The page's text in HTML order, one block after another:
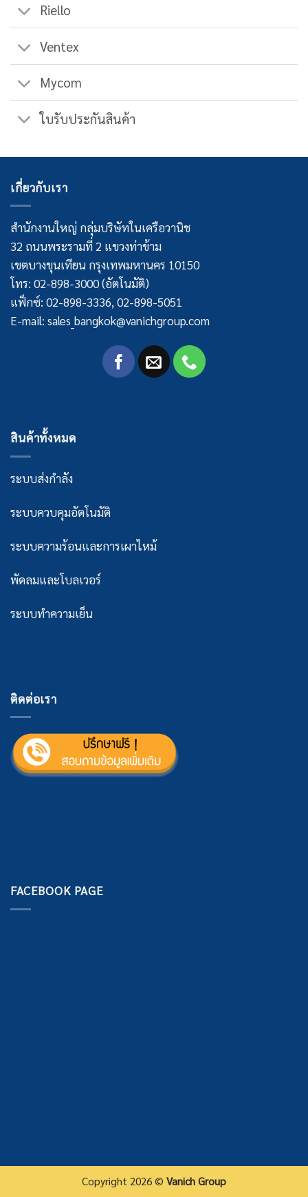
Riello
Ventex
Mycom
ใบรับประกันสินค้า
เกี่ยวกับเรา
สำนักงานใหญ่ กลุ่มบริษัทในเครือวานิช
32 ถนนพระรามที่ 2 แขวงท่าข้าม
เขตบางขุนเทียน กรุงเทพมหานคร 10150
โทร: 02-898-3000 (อัตโนมัติ)
แฟ็กซ์: 02-898-3336, 02-898-5051
E-mail: sales_bangkok@vanichgroup.com
สินค้าทั้งหมด
ระบบส่งกำลัง
ระบบควบคุมอัตโนมัติ
ระบบความร้อนและการเผาไหม้
พัดลมและโบลเวอร์
ระบบทำความเย็น
ติดต่อเรา
FACEBOOK PAGE
Copyright 2026 © Vanich Group